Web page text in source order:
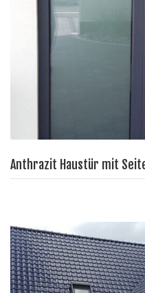
Anthrazit Haustür mit